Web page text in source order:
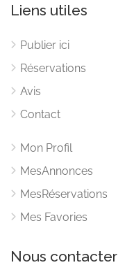
Liens utiles
Publier ici
Réservations
Avis
Contact
Mon Profil
MesAnnonces
MesRéservations
Mes Favories
Nous contacter